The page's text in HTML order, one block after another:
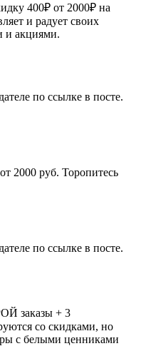
400₽ от 2000₽ на
и радует своих
и акциями.
по ссылке в посте.
2000 руб. Торопитесь
по ссылке в посте.
заказы + 3
со скидками, но
с белыми ценниками